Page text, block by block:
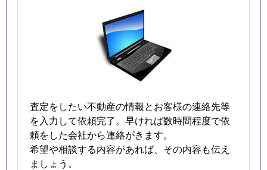
査定をしたい不動産の情報とお客様の連絡先等
を入力して依頼完了。早ければ数時間程度で依
頼をした会社から連絡がきます。
希望や相談する内容があれば、その内容も伝え
ましょう。